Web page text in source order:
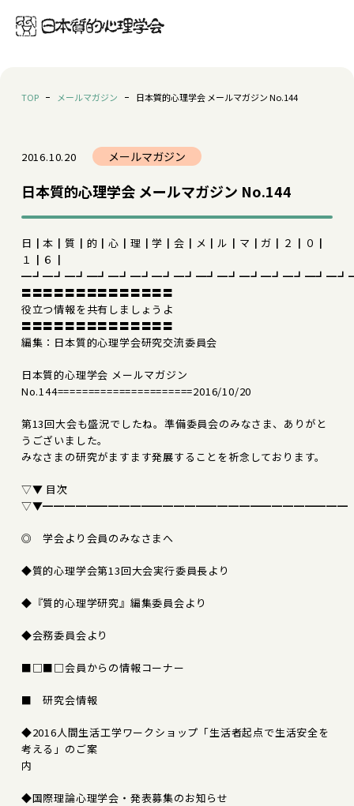
TOP メールマガジン 日本質的心理学会 メールマガジン No.144
2016.10.20 メールマガジン
日本質的心理学会 メールマガジン No.144
日┃本┃質┃的┃心┃理┃学┃会┃メ┃ル┃マ┃ガ┃２┃０┃
１┃６┃
〓〓〓〓〓〓〓〓〓〓〓〓〓〓
役立つ情報を共有しましょうよ
〓〓〓〓〓〓〓〓〓〓〓〓〓〓
編集：日本質的心理学会研究交流委員会
日本質的心理学会 メールマガジン
No.144======================2016/10/20
第13回大会も盛況でしたね。準備委員会のみなさま、ありがと
うございました。
みなさまの研究がますます発展することを祈念しております。
▽▼ 目次
▽▼━━━━━━━━━━━━━━━━━━━━━━━━━━━━
◎ 学会より会員のみなさまへ
◆質的心理学会第13回大会実行委員長より
◆『質的心理学研究』編集委員会より
◆会務委員会より
■□■□会員からの情報コーナー
■ 研究会情報
◆2016人間生活工学ワークショップ「生活者起点で生活安全を
考える」のご案
内
◆国際理論心理学会・発表募集のお知らせ